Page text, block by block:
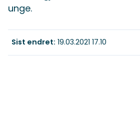
unge.
Sist endret 19.03.2021 17.10